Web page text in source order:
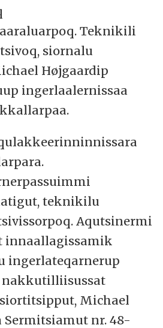
Teknikili
siornalu
Højgaardip
ingerlaalernissaa
teknikilu
Aqutsinermi
innaallagissamik
ingerlateqarnerup
Michael
Sermitsiamut nr. 48-